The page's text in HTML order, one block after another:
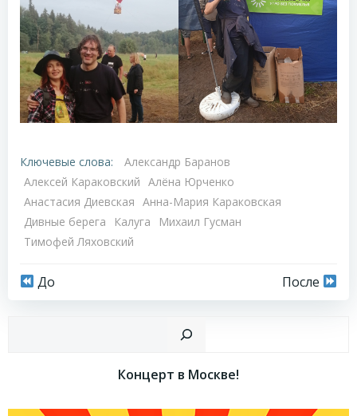
Ключевые слова:
Александр Баранов
Алексей Караковский Алёна Юрченко
Анастасия Диевская Анна-Мария Караковская
Дивные берега
Калуга
Михаил Гусман
Тимофей Ляховский
Навигация
записям
До
Навигация
по
записям
После
Концерт в Москве!